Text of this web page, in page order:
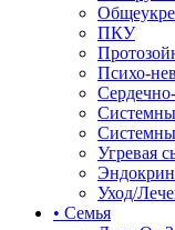
ПКУ
Психо-
Угревая
Уход/
• Семья